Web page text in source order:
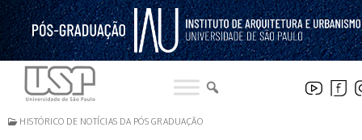
Pular
para
o
conteúdo
HISTÓRICO DE NOTÍCIAS DA PÓS GRADUAÇÃO